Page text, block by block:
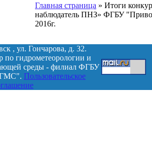
Главная страница » Итоги
наблюдатель ПНЗ» ФГБУ
2016г.
, ул. Гончарова, д. 32.
по гидрометеорологии и
среды - филиал ФГБУ
Пользовательское